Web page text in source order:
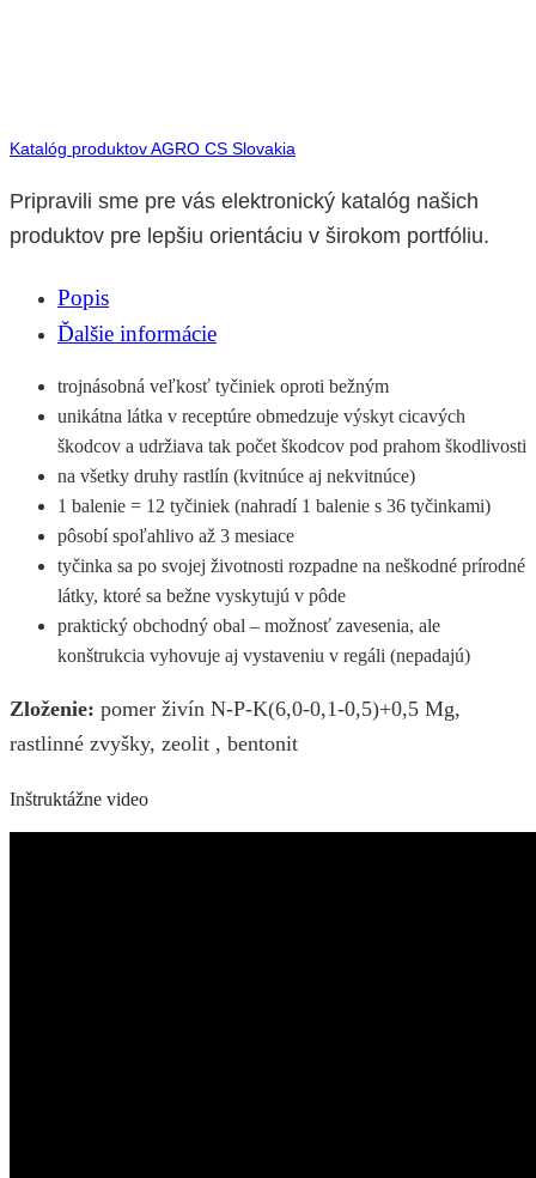
Katalóg produktov AGRO CS Slovakia
Pripravili sme pre vás elektronický katalóg našich
produktov pre lepšiu orientáciu v širokom portfóliu.
Popis
Ďalšie informácie
trojnásobná veľkosť tyčiniek oproti bežným
unikátna látka v receptúre obmedzuje výskyt cicavých
škodcov a udržiava tak počet škodcov pod prahom škodlivosti
na všetky druhy rastlín (kvitnúce aj nekvitnúce)
1 balenie = 12 tyčiniek (nahradí 1 balenie s 36 tyčinkami)
pôsobí spoľahlivo až 3 mesiace
tyčinka sa po svojej životnosti rozpadne na neškodné prírodné
látky, ktoré sa bežne vyskytujú v pôde
praktický obchodný obal – možnosť zavesenia, ale
konštrukcia vyhovuje aj vystaveniu v regáli (nepadajú)
Zloženie: pomer živín N-P-K(6,0-0,1-0,5)+0,5 Mg,
rastlinné zvyšky, zeolit , bentonit
Inštruktážne video